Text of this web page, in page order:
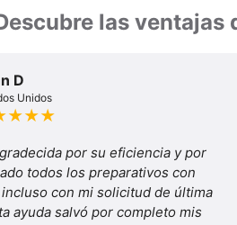
las ventajas
D
Unidos
★★★
por su eficiencia y por
todos los preparativos con
con mi solicitud de última
ayuda salvó por completo mis